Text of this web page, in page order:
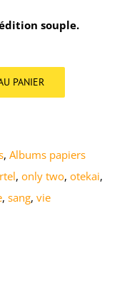
souple.
PANIER
, Albums papiers
, only two, otekai,
, sang, vie